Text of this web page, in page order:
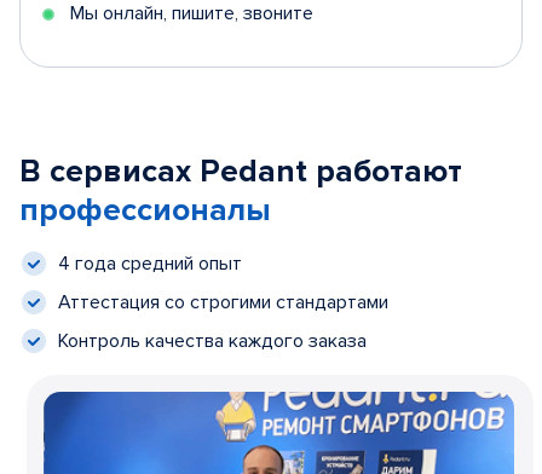
Мы онлайн, пишите, звоните
В сервисах Pedant работают
профессионалы
4 года средний опыт
Аттестация со строгими стандартами
Контроль качества каждого заказа